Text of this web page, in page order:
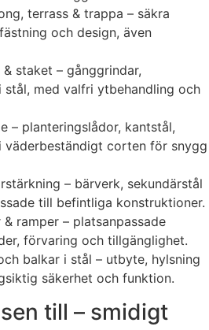
terrass & trappa – säkra
och design, även
staket – gånggrindar,
med valfri ytbehandling och
– planteringslådor, kantstål,
väderbeständigt corten för snygg
– bärverk, sekundärstål
till befintliga konstruktioner.
ramper – platsanpassade
förvaring och tillgänglighet.
balkar i stål – utbyte, hylsning
säkerhet och funktion.
till – smidigt